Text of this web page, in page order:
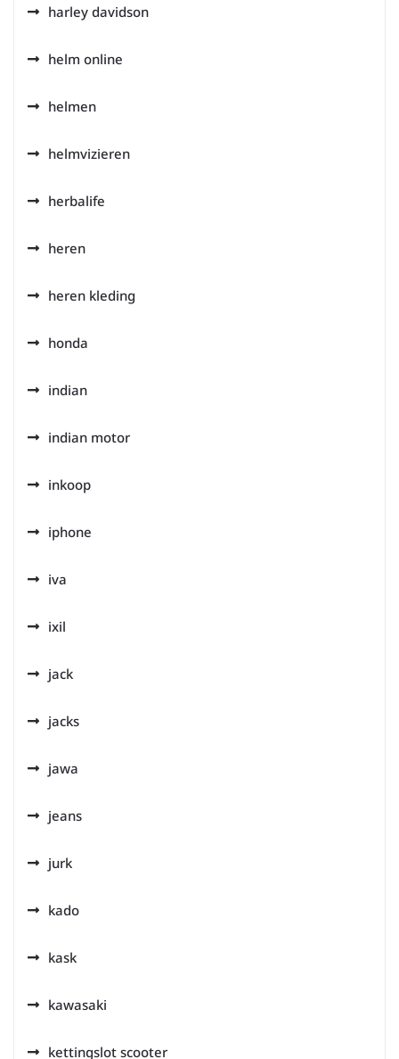
harley davidson
helm online
helmen
helmvizieren
herbalife
heren
heren kleding
honda
indian
indian motor
inkoop
iphone
iva
ixil
jack
jacks
jawa
jeans
jurk
kado
kask
kawasaki
kettingslot scooter